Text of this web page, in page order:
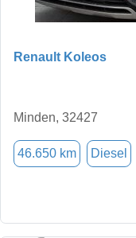
Renault Koleos
Minden, 32427
46.650 km Diesel